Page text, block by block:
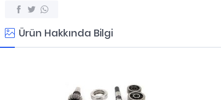
Ürün Hakkında Bilgi